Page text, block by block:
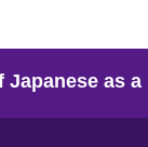
Japanese as